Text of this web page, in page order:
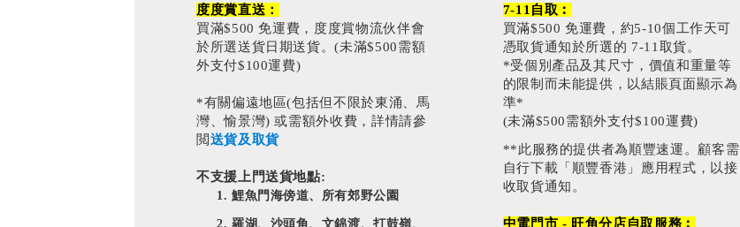
度度賞直送：
買滿$500 免運費，度度賞物流伙伴會
於所選送貨日期送貨。(未滿$500需額
外支付$100運費)
*有關偏遠地區(包括但不限於東涌、馬
灣、愉景灣) 或需額外收費，詳情請參
閲送貨及取貨
不支援上門送貨地點:
鯉魚門海傍道、所有郊野公園
羅湖、沙頭角、文錦渡、打鼓嶺、
7-11自取︰
買滿$500 免運費，約5-10個工作天可
憑取貨通知於所選的 7-11取貨。
*受個別產品及其尺寸，價值和重量等
的限制而未能提供，以結賬頁面顯示為
準*
(未滿$500需額外支付$100運費)
**此服務的提供者為順豐速運。顧客需
自行下載「順豐香港」應用程式，以接
收取貨通知。
中電門市 - 旺角分店自取服務︰